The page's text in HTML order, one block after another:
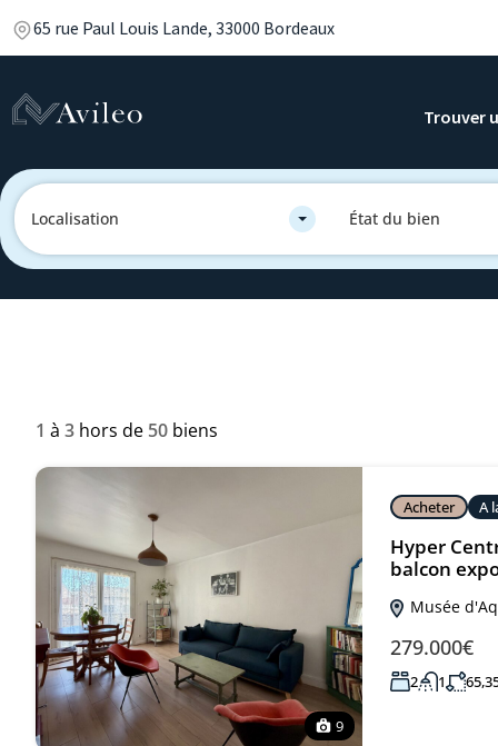
65 rue Paul Louis Lande, 33000 Bordeaux
Trouver
Localisation État du bien
1 à 3 hors de 50 biens
9
Acheter A
Hyper
balcon
Musée
279.000€
2 1